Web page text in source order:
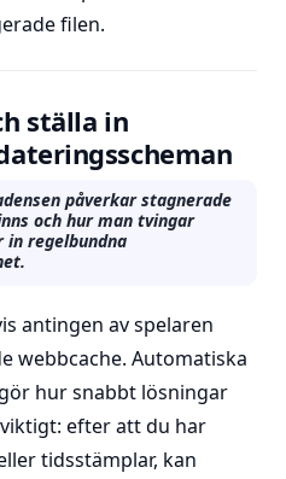
filen.
ställa in
påverkar stagnerade
och hur man tvingar
regelbundna
antingen av spelaren
webbcache. Automatiska
hur snabbt lösningar
efter att du har
tidsstämplar, kan